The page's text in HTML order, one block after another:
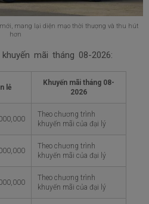
mang lại diện mạo thời thượng và thu hút
hơn
mãi tháng 08-2026:
lẻ
Khuyến mãi tháng 08-
2026
Theo chương trình
khuyến mãi của đại lý
Theo chương trình
khuyến mãi của đại lý
Theo chương trình
khuyến mãi của đại lý